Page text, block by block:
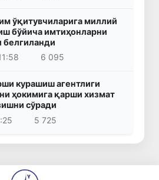
ўқитувчиларига миллий
бўйича имтиҳонларни
белгиланди
6 095
курашиш агентлиги
ҳокимига қарши хизмат
сўради
5 725